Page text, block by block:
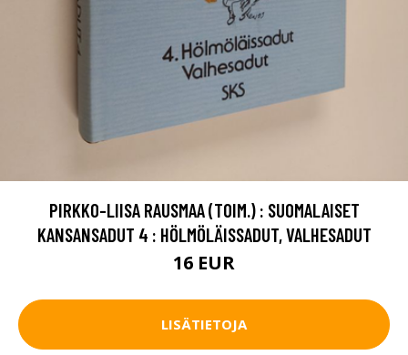
PIRKKO-LIISA RAUSMAA (TOIM.) : SUOMALAISET
KANSANSADUT 4 : HÖLMÖLÄISSADUT, VALHESADUT
16 EUR
LISÄTIETOJA